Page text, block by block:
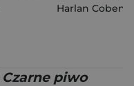
Harlan Coben
Czarne piwo